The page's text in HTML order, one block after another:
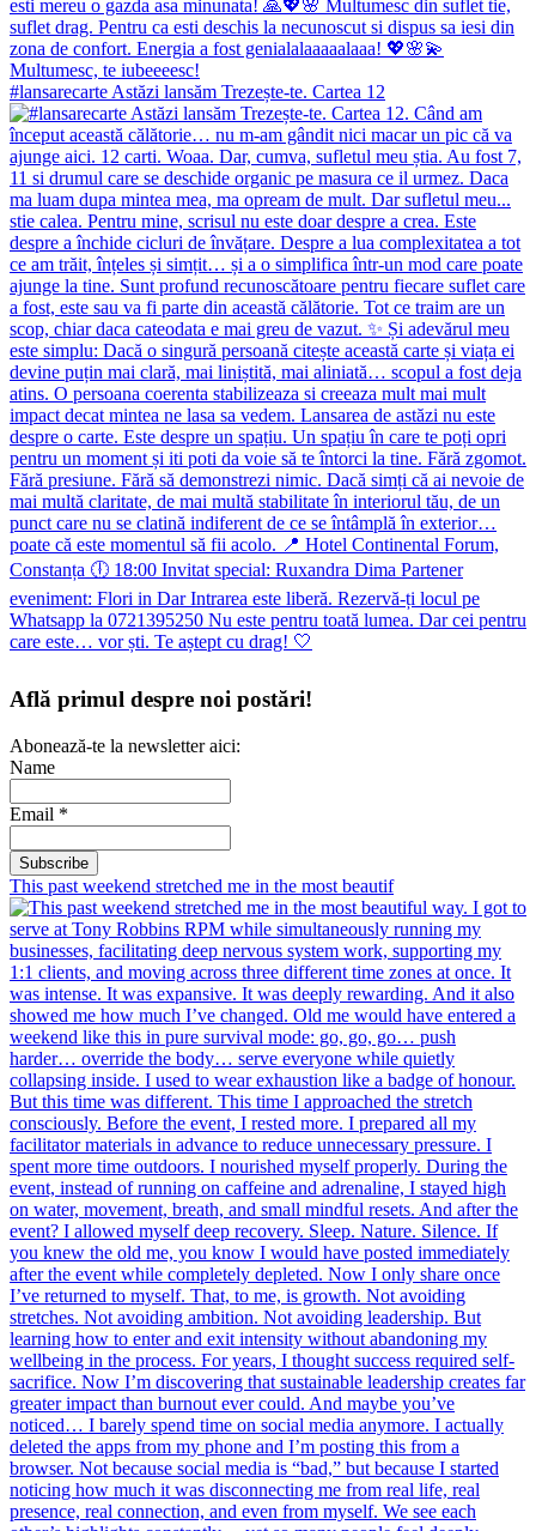
#lansarecarte Astăzi lansăm Trezește-te. Cartea 12
Află primul despre noi postări!
Abonează-te la newsletter aici:
Name
Email *
This past weekend stretched me in the most beautif